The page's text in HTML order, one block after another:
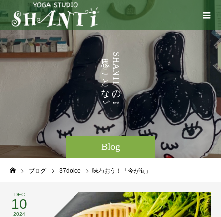
Blog
S
H
A
N
T
I
の
。
う
こ
と
な
ど
い
ろ
い
ろ
ブログ 37dolce 味わおう！「今が旬」
DEC
10
2024